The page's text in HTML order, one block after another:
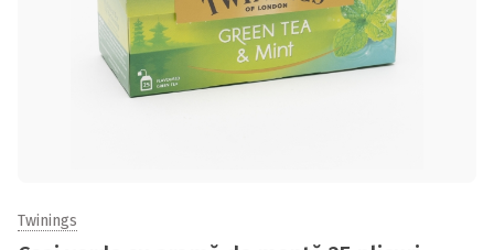
Twinings